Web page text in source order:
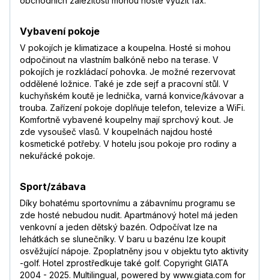
Vybavení pokoje
V pokojích je klimatizace a koupelna. Hosté si mohou
odpočinout na vlastním balkóně nebo na terase. V
pokojích je rozkládací pohovka. Je možné rezervovat
oddělené ložnice. Také je zde sejf a pracovní stůl. V
kuchyňském koutě je lednička, varná konvice/kávovar a
trouba. Zařízení pokoje doplňuje telefon, televize a WiFi.
Komfortně vybavené koupelny mají sprchový kout. Je
zde vysoušeč vlasů. V koupelnách najdou hosté
kosmetické potřeby. V hotelu jsou pokoje pro rodiny a
nekuřácké pokoje.
Sport/zábava
Díky bohatému sportovnímu a zábavnímu programu se
zde hosté nebudou nudit. Apartmánový hotel má jeden
venkovní a jeden dětský bazén. Odpočívat lze na
lehátkách se slunečníky. V baru u bazénu lze koupit
osvěžující nápoje. Zpoplatněny jsou v objektu tyto aktivity
-golf. Hotel zprostředkuje také golf. Copyright GIATA
2004 - 2025. Multilingual, powered by www.giata.com for